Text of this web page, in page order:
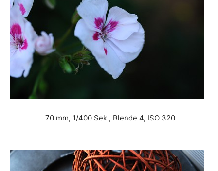
70 mm, 1/400 Sek., Blende 4, ISO 320